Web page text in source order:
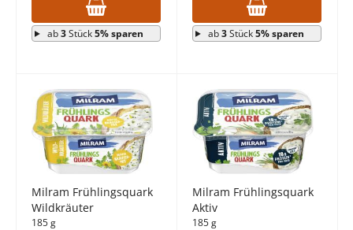
ab3Stück5% sparen ab3Stück5% sparen
Milram Frühlingsquark
Wildkräuter
185 g
Milram Frühlingsquark
Aktiv
185 g